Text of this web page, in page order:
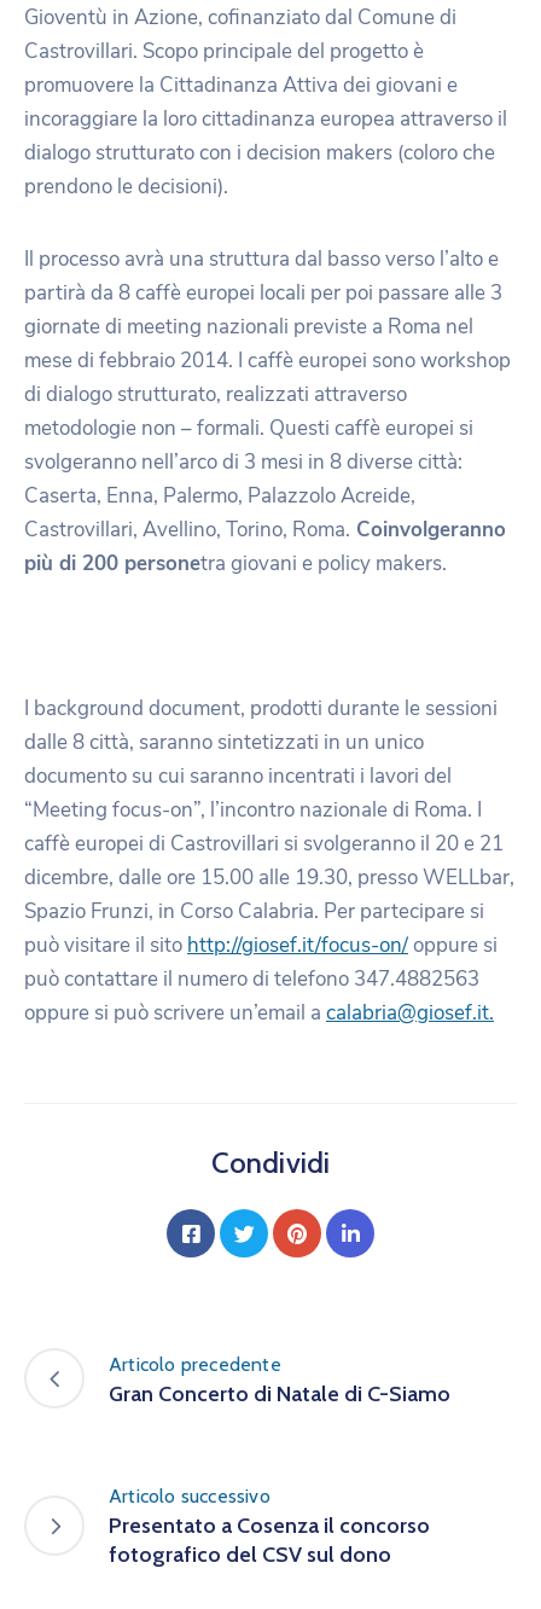
Gioventù in Azione, cofinanziato dal Comune di
Castrovillari. Scopo principale del progetto è
promuovere la Cittadinanza Attiva dei giovani e
incoraggiare la loro cittadinanza europea attraverso il
dialogo strutturato con i decision makers (coloro che
prendono le decisioni).
Il processo avrà una struttura dal basso verso l’alto e
partirà da 8 caffè europei locali per poi passare alle 3
giornate di meeting nazionali previste a Roma nel
mese di febbraio 2014. I caffè europei sono workshop
di dialogo strutturato, realizzati attraverso
metodologie non – formali. Questi caffè europei si
svolgeranno nell’arco di 3 mesi in 8 diverse città:
Caserta, Enna, Palermo, Palazzolo Acreide,
Castrovillari, Avellino, Torino, Roma. Coinvolgeranno
più di 200 personetra giovani e policy makers.
I background document, prodotti durante le sessioni
dalle 8 città, saranno sintetizzati in un unico
documento su cui saranno incentrati i lavori del
“Meeting focus-on”, l’incontro nazionale di Roma. I
caffè europei di Castrovillari si svolgeranno il 20 e 21
dicembre, dalle ore 15.00 alle 19.30, presso WELLbar,
Spazio Frunzi, in Corso Calabria. Per partecipare si
può visitare il sito http://giosef.it/focus-on/oppure si
può contattare il numero di telefono 347.4882563
oppure si può scrivere un’email a calabria@giosef.it.
Condividi
Articolo precedente
Gran Concerto di Natale di C-Siamo
Articolo successivo
Presentato a Cosenza il concorso
fotografico del CSV sul dono